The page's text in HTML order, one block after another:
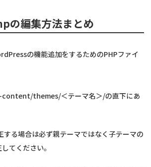
編集方法まとめ
の機能追加をするためのPHPファイ
themes/＜テーマ名＞/の直下にあ
る場合は必ず親テーマではなく子テーマの
てください。